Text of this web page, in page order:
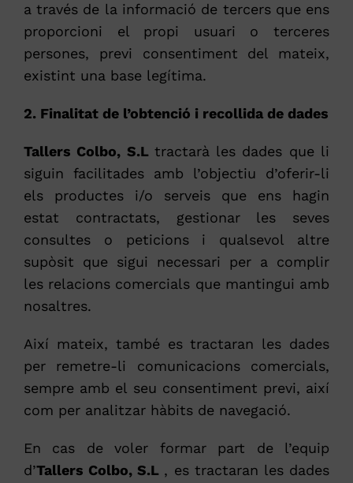
a través de la informació de tercers que ens
proporcioni el propi usuari o terceres
persones, previ consentiment del mateix,
existint una base legítima.
2. Finalitat de l’obtenció i recollida de dades
Tallers Colbo, S.L tractarà les dades que li
siguin facilitades amb l’objectiu d’oferir-li
els productes i/o serveis que ens hagin
estat contractats, gestionar les seves
consultes o peticions i qualsevol altre
supòsit que sigui necessari per a complir
les relacions comercials que mantingui amb
nosaltres.
Així mateix, també es tractaran les dades
per remetre-li comunicacions comercials,
sempre amb el seu consentiment previ, així
com per analitzar hàbits de navegació.
En cas de voler formar part de l’equip
d’Tallers Colbo, S.L , es tractaran les dades